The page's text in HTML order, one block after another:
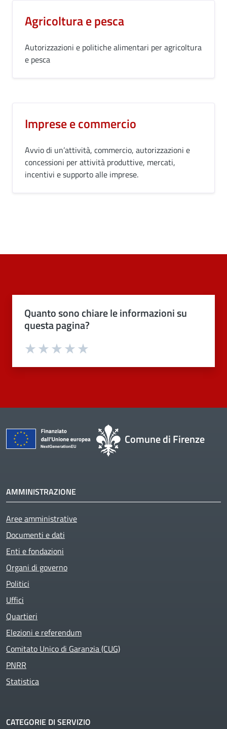
Agricoltura e pesca
Autorizzazioni e politiche alimentari per agricoltura
e pesca
Imprese e commercio
Avvio di un’attività, commercio, autorizzazioni e
concessioni per attività produttive, mercati,
incentivi e supporto alle imprese.
Quanto sono chiare le informazioni su
questa pagina?
Valuta 4 stelle su 5
Valuta 3 stelle su 5
Valuta 2 stelle su 5
Valuta 1 stelle su 5
Comune di Firenze
AMMINISTRAZIONE
Aree amministrative
Documenti e dati
Enti e fondazioni
Organi di governo
Politici
Uffici
Quartieri
Elezioni e referendum
Comitato Unico di Garanzia (CUG)
PNRR
Statistica
CATEGORIE DI SERVIZIO